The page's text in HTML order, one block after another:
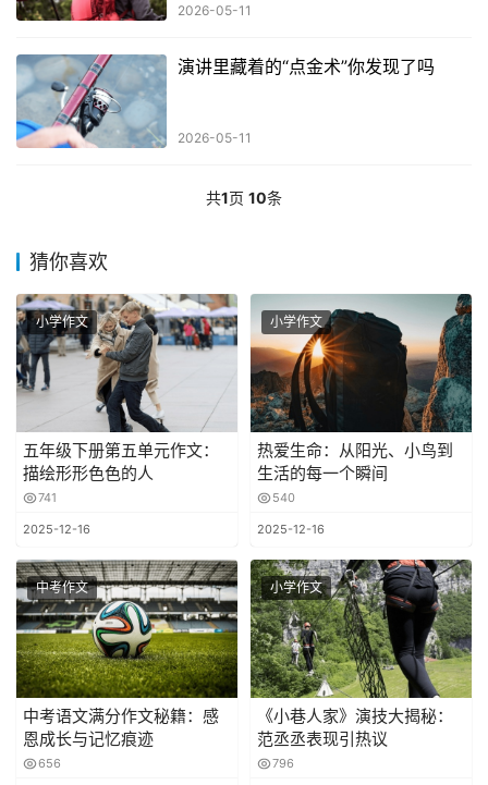
2026-05-11
演讲里藏着的“点金术”你发现了吗
2026-05-11
共1页 10条
猜你喜欢
小学作文
五年级下册第五单元作文：
描绘形形色色的人
741
2025-12-16
小学作文
热爱生命：从阳光、小鸟到
生活的每一个瞬间
540
2025-12-16
中考作文
中考语文满分作文秘籍：感
恩成长与记忆痕迹
656
小学作文
《小巷人家》演技大揭秘：
范丞丞表现引热议
796